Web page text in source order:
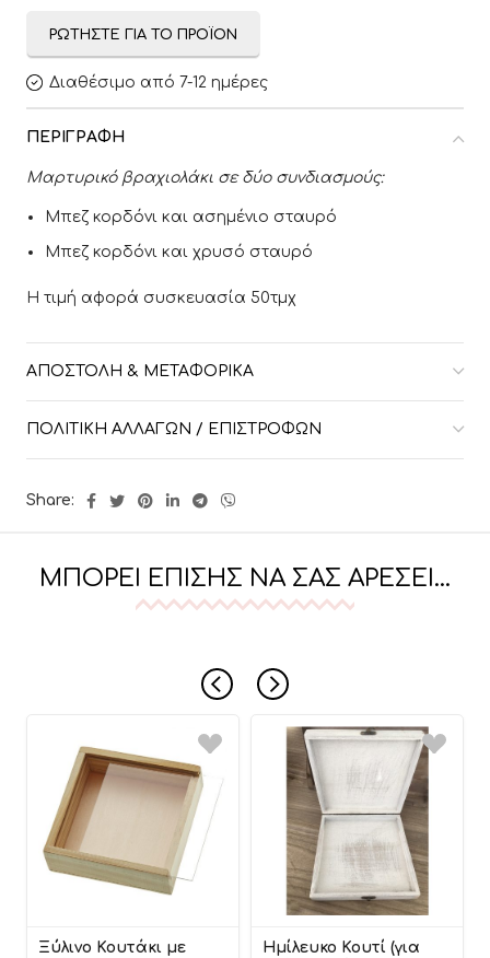
ΡΩΤΉΣΤΕ ΓΙΑ ΤΟ ΠΡΟΪΌΝ
Διαθέσιμο από 7-12 ημέρες
ΠΕΡΙΓΡΑΦΉ
Μαρτυρικό βραχιολάκι σε δύο συνδιασμούς:
Μπεζ κορδόνι και ασημένιο σταυρό
Μπεζ κορδόνι και χρυσό σταυρό
Η τιμή αφορά συσκευασία 50τμχ
ΑΠΟΣΤΟΛΉ & ΜΕΤΑΦΟΡΙΚΆ
ΠΟΛΙΤΙΚΉ ΑΛΛΑΓΏΝ / ΕΠΙΣΤΡΟΦΏΝ
Share:
ΜΠΟΡΕΊ ΕΠΊΣΗΣ ΝΑ ΣΑΣ ΑΡΈΣΕΙ…
Ξύλινο Κουτάκι με
Ημίλευκο Κουτί (για